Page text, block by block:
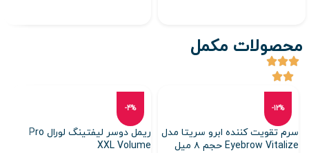
محصولات مکمل
-12%
سرم تقویت کننده ابرو سریتا مدل
Eyebrow Vitalize حجم ۸ میل
-4%
ریمل دوسر لیفتینگ لورال Pro
XXL Volume